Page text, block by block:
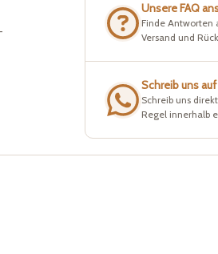
Unsere FAQ
Finde Antworten
Versand und
Schreib uns
Schreib uns
Regel innerhalb